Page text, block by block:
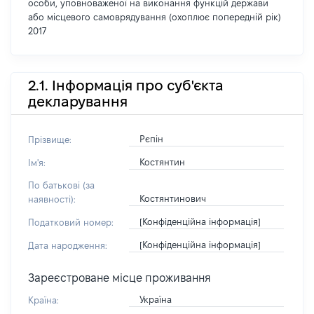
особи, уповноваженої на виконання функцій держави
або місцевого самоврядування (охоплює попередній рік)
2017
2.1. Інформація про суб'єкта
декларування
Прізвище: Рєпін
Ім'я: Костянтин
По батькові (за
наявності):
Костянтинович
Податковий номер: [Конфіденційна інформація]
Дата народження: [Конфіденційна інформація]
Зареєстроване місце проживання
Країна: Україна